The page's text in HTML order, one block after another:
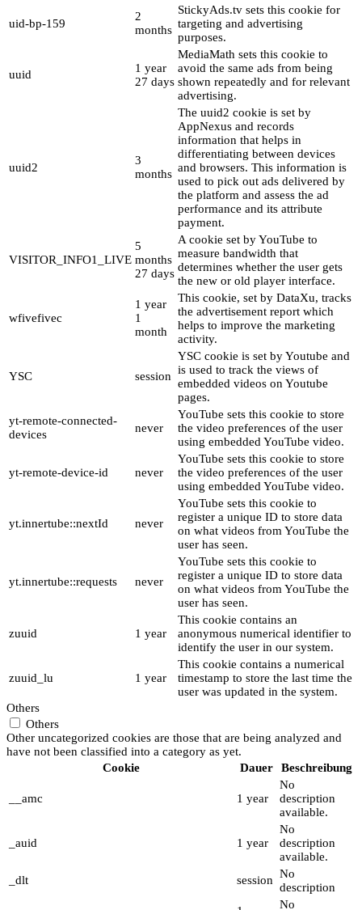
uid-bp-159
2
months
StickyAds.tv sets this cookie for
targeting and advertising
purposes.
uuid
1 year
27 days
MediaMath sets this cookie to
avoid the same ads from being
shown repeatedly and for relevant
advertising.
uuid2
3
months
The uuid2 cookie is set by
AppNexus and records
information that helps in
differentiating between devices
and browsers. This information is
used to pick out ads delivered by
the platform and assess the ad
performance and its attribute
payment.
VISITOR_INFO1_LIVE
5
months
27 days
A cookie set by YouTube to
measure bandwidth that
determines whether the user gets
the new or old player interface.
wfivefivec
1 year
1
month
This cookie, set by DataXu, tracks
the advertisement report which
helps to improve the marketing
activity.
YSC session
YSC cookie is set by Youtube and
is used to track the views of
embedded videos on Youtube
pages.
yt-remote-connected-
devices
never
YouTube sets this cookie to store
the video preferences of the user
using embedded YouTube video.
yt-remote-device-id never
YouTube sets this cookie to store
the video preferences of the user
using embedded YouTube video.
yt.innertube::nextId never
YouTube sets this cookie to
register a unique ID to store data
on what videos from YouTube the
user has seen.
yt.innertube::requests never
YouTube sets this cookie to
register a unique ID to store data
on what videos from YouTube the
user has seen.
zuuid 1 year
This cookie contains an
anonymous numerical identifier to
identify the user in our system.
zuuid_lu 1 year
This cookie contains a numerical
timestamp to store the last time the
user was updated in the system.
Others
Others
Other uncategorized cookies are those that are being analyzed and
have not been classified into a category as yet.
Cookie
Dauer Beschreibung
__amc 1 year
No
description
available.
_auid 1 year
No
description
available.
_dlt
session No
description
No